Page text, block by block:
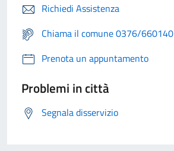
Richiedi Assistenza
Chiama il comune 0376/660140
Prenota un appuntamento
Problemi in città
Segnala disservizio